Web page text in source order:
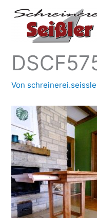
Inhalt
springen
Von